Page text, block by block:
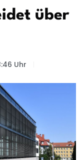
über
Uhr